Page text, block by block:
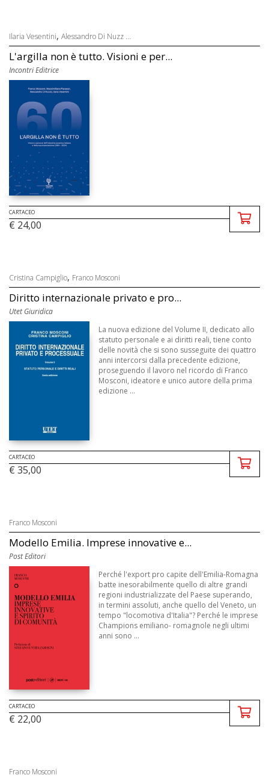
Ilaria Vesentini, Alessandro Di Nuzz ...
L'argilla non è tutto. Visioni e per...
Incontri Editrice
CARTACEO
€ 24,00
Cristina Campiglio, Franco Mosconi
Diritto internazionale privato e pro...
Utet Giuridica
La nuova edizione del Volume II, dedicato allo
statuto personale e ai diritti reali, tiene conto
delle novità che si sono susseguite dei quattro
anni intercorsi dalla precedente edizione,
proseguendo il lavoro nel ricordo di Franco
Mosconi, ideatore e unico autore della prima
edizione ...
CARTACEO
€ 35,00
Franco Mosconi
Modello Emilia. Imprese innovative e...
Post Editori
Perché l'export pro capite dell'Emilia-Romagna
batte inesorabilmente quello di altre grandi
regioni industrializzate del Paese superando,
in termini assoluti, anche quello del Veneto, un
tempo "locomotiva d'Italia"? Perché le imprese
Champions emiliano- romagnole negli ultimi
anni sono ...
CARTACEO
€ 22,00
Franco Mosconi